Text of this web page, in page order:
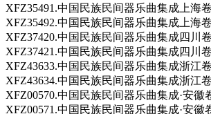
XFZ35491.中国民族民间器乐曲集成上海
XFZ35492.中国民族民间器乐曲集成上海
XFZ37420.中国民族民间器乐曲集成四川
XFZ37421.中国民族民间器乐曲集成四川
XFZ43633.中国民族民间器乐曲集成浙江
XFZ43634.中国民族民间器乐曲集成浙江
XFZ00570.中国民族民间器乐曲集成·安徽
XFZ00571.中国民族民间器乐曲集成·安徽